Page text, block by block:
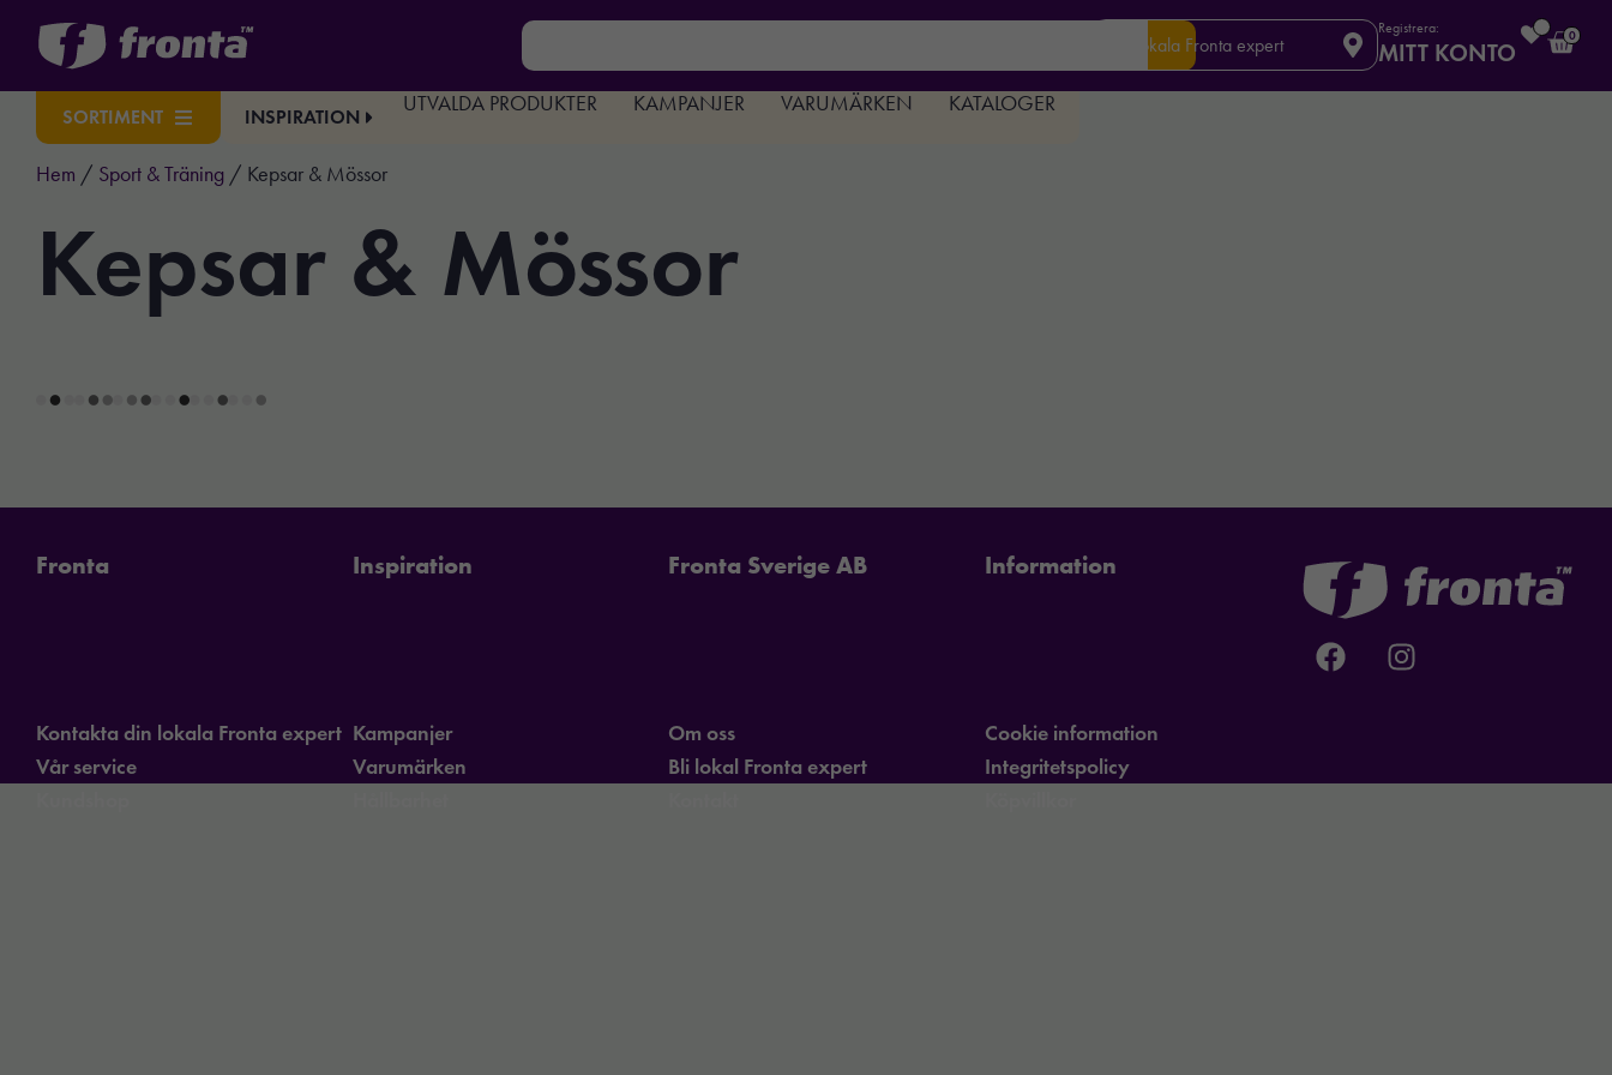
Din lokala Fronta expert
Registrera:
MITT KONTO
0
SORTIMENT INSPIRATION
UTVALDA PRODUKTER KAMPANJER VARUMÄRKEN KATALOGER
Hem / Sport & Träning / Kepsar & Mössor
Kepsar & Mössor
Fronta
Kontakta din lokala Fronta expert
Vår service
Inspiration
Kampanjer
Varumärken
Fronta Sverige AB
Om oss
Bli lokal Fronta expert
Information
Cookie information
Integritetspolicy